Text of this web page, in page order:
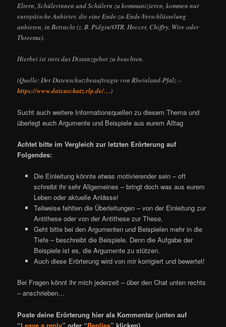
Eltern, Schülerinnen und Schülern zu kommunizieren, kommen nur
europäische Anbieter, die eine Ende-zu-Ende-Verschlüsselung
anbieten, in Betracht (z. B. Pidgin/OTR, Hoccer, Chiffry, Wire oder
Threema).
Hierbei ist stets das Distanzgebot zu beachten.
(Quelle: Der Datenschutzbeauftragte von Rheinland-Pfalz –
https://www.datenschutz.rlp.de/…)
Sucht auch weitere Informationsquellen zu diesem Thema und
überlegt euch Argumente und Beispiele aus eurem Alltag
Achtet bitte im Vergleich zur letzten Erörterung auf
Folgendes:
Die Einleitung könnte etwas motivierender sein – oft
schreibt ihr sehr Allgemeines – bringt doch was aus eurem
Leben oder aktuelle Anlässe!
Teilweise fehlten die Überleitungen – von der Einleitung zur
Antithese oder von der Antithese zur These.
Geht bitte bei den Argumenten und Beispielen mehr in die
Tiefe – beschreibt die Beispiele. Denn die Aufgabe der
Beispiele ist es, die Argumente zu stützen.
Auch diese Erörterung wird von mir korrigiert und bewertet!
Bei Fragen könnt ihr mich jederzeit – über den Chat unten rechts
– anschrieben…
Poste deine Erörterung hier als Kommentar (unten auf
“Leave a reply” oder “Replies” klicken).